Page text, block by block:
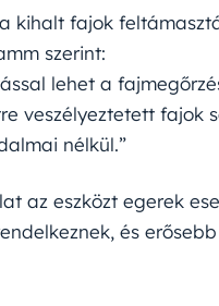
kihalt fajok
szerint:
lehet a
veszélyeztetett fajok
nélkül.”
az eszközt egerek
és